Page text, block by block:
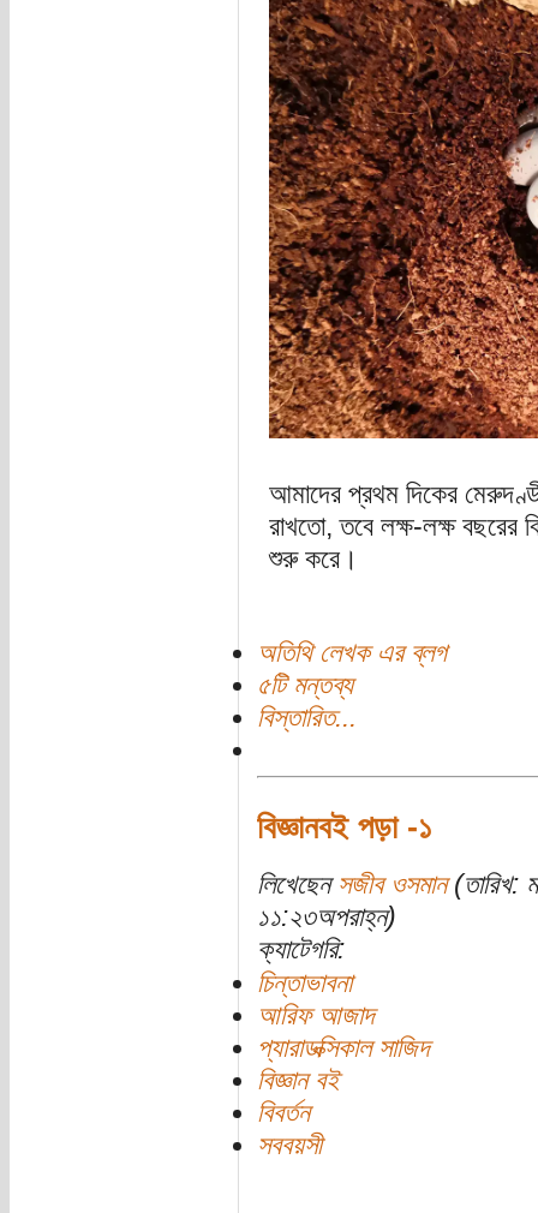
আমাদের প্রথম দিকের
রাখতো, তবে লক্ষ-লক্ষ বছরের
শুরু করে।
অতিথি লেখক এর ব্লগ
৫টি মন্তব্য
বিস্তারিত...
বিজ্ঞানবই পড়া -১
লিখেছেন সজীব ওসমান(তারিখ:
১১:২৩অপরাহ্ন)
ক্যাটেগরি:
চিন্তাভাবনা
আরিফ আজাদ
প্যারাডক্সিকাল সাজিদ
বিজ্ঞান বই
বিবর্তন
সববয়সী